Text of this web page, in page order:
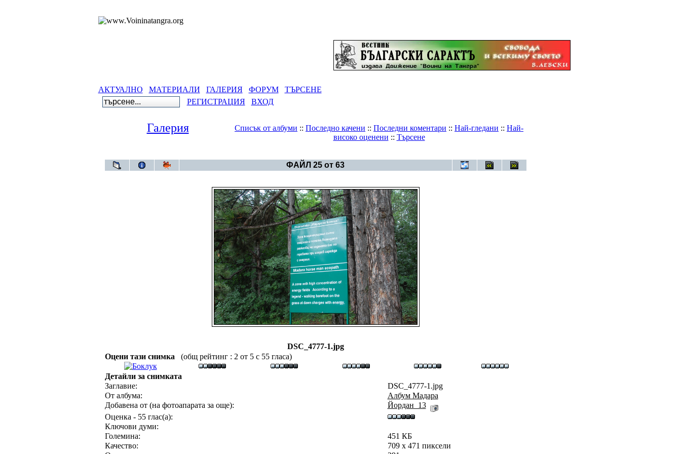
АКТУАЛНО МАТЕРИАЛИ ГАЛЕРИЯ ФОРУМ
ТЪРСЕНЕ
РЕГИСТРАЦИЯ
ВХОД
Галерия Списък от албуми :: Последно качени :: Последни коментари :: Най-гледани :: Най-
високо оценени :: Търсене
ФАЙЛ 25 от 63
DSC_4777-1.jpg
Оцени тази снимка
(общ рейтинг : 2 от 5 с 55 гласа)
Детайли за снимката
Заглавие:
DSC_4777-1.jpg
От албума:
Албум Мадара
Добавена от (на фотоапарата за още):
Йордан_13
Оценка - 55 глас(а):
Ключови думи:
Големина:
451 КБ
Качество:
709 x 471 пиксели